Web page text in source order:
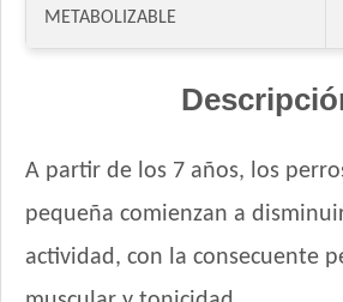
METABOLIZABLE
A partir de los 7 años, los
pequeña comienzan a
actividad, con la consecuente